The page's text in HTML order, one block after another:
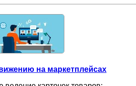
на маркетплейсах